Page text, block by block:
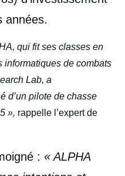
années.
qui fit ses classes en
informatiques de combats
Lab, a
d’un pilote de chasse
», rappelle l’expert de
: « ALPHA